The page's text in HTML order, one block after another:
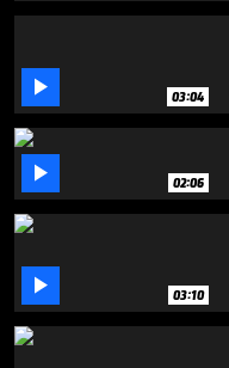
51
 03:04
 02:06
 03:10